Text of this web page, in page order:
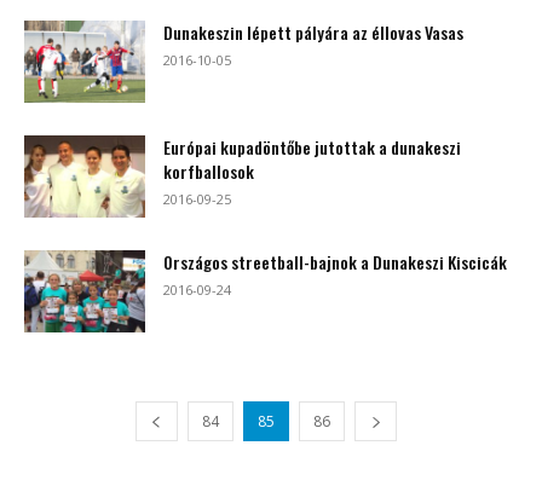
Dunakeszin lépett pályára az éllovas Vasas
2016-10-05
Európai kupadöntőbe jutottak a dunakeszi
korfballosok
2016-09-25
Országos streetball-bajnok a Dunakeszi Kiscicák
2016-09-24
84 85 86